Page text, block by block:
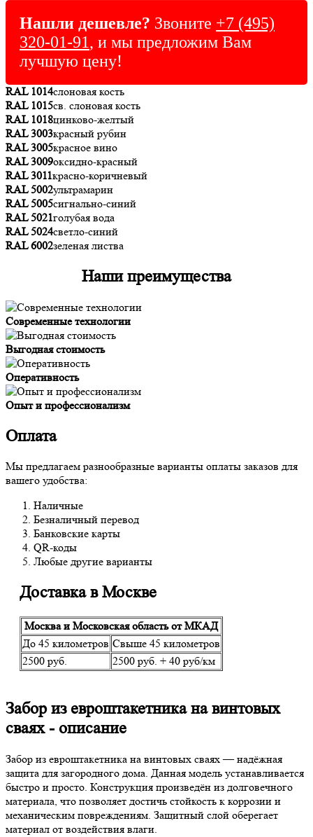
Нашли дешевле? Звоните +7 (495)
320-01-91, и мы предложим Вам
лучшую цену!
RAL 1014слоновая кость
RAL 1015св. слоновая кость
RAL 1018цинково-желтый
RAL 3003красный рубин
RAL 3005красное вино
RAL 3009оксидно-красный
RAL 3011красно-коричневый
RAL 5002ультрамарин
RAL 5005сигнально-синий
RAL 5021голубая вода
RAL 5024светло-синий
RAL 6002зеленая листва
Наши преимущества
Современные технологии
Выгодная стоимость
Оперативность
Опыт и профессионализм
Оплата
Мы предлагаем разнообразные варианты оплаты заказов для
вашего удобства:
Наличные
Безналичный перевод
Банковские карты
QR-коды
Любые другие варианты
Доставка в Москве
Москва и Московская область от МКАД
До 45 километров Свыше 45 километров
2500 руб.
2500 руб. + 40 руб/км
Забор из евроштакетника на винтовых
сваях - описание
Забор из евроштакетника на винтовых сваях — надёжная
защита для загородного дома. Данная модель устанавливается
быстро и просто. Конструкция произведён из долговечного
материала, что позволяет достичь стойкость к коррозии и
механическим повреждениям. Защитный слой оберегает
материал от воздействия влаги.